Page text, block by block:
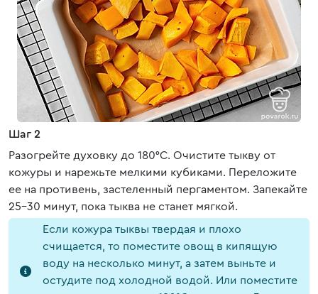
Шаг 2
Разогрейте духовку до 180°C. Очистите тыкву от
кожуры и нарежьте мелкими кубиками. Переложите
ее на противень, застеленный пергаментом. Запекайте
25-30 минут, пока тыква не станет мягкой.
Если кожура тыквы твердая и плохо
счищается, то поместите овощ в кипящую
воду на несколько минут, а затем выньте и
остудите под холодной водой. Или поместите